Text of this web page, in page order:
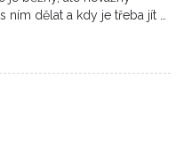
ním dělat a kdy je třeba jít k